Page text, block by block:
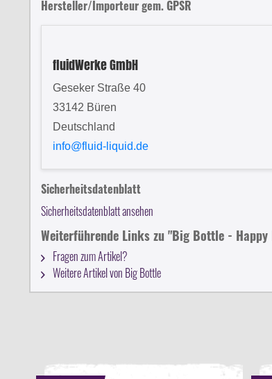
Hersteller/Importeur gem. GPSR
fluidWerke GmbH
Geseker Straße 40
33142 Büren
Deutschland
info@fluid-liquid.de
Sicherheitsdatenblatt
Sicherheitsdatenblatt ansehen
Weiterführende Links zu "Big Bottle -
Fragen zum Artikel?
Weitere Artikel von Big Bottle